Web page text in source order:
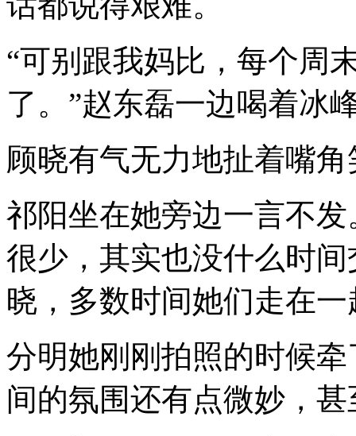
“可别跟我妈比，每个周
了。”赵东磊一边喝着冰
顾晓有气无力地扯着嘴角
祁阳坐在她旁边一言不
很少，其实也没什么时
晓，多数时间她们走在
分明她刚刚拍照的时候
间的氛围还有点微妙，